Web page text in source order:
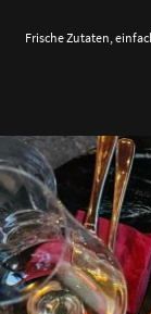
Frische Zutaten,